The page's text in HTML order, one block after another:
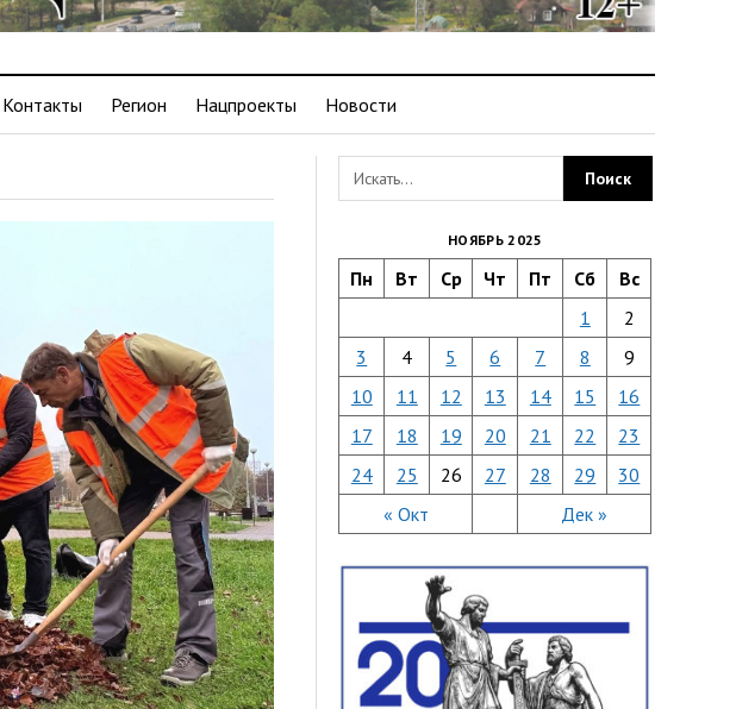
Контакты Регион Нацпроекты Новости
НОЯБРЬ 2025
Пн Вт Ср Чт Пт Сб Вс
« Окт Дек »
1
2
3
4 5 6 7 8
9
10
11 12 13 14 15
16
17
18 19 20 21 22
23
24
25 26 27 28 29 30